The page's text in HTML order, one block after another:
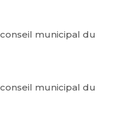
municipal du
municipal du